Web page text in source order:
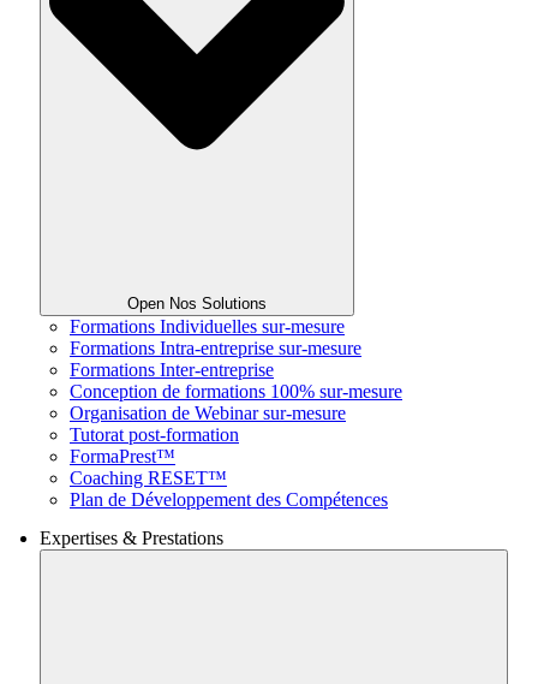
Open Nos Solutions
Formations Individuelles sur-mesure
Formations Intra-entreprise sur-mesure
Formations Inter-entreprise
Conception de formations 100% sur-mesure
Organisation de Webinar sur-mesure
Tutorat post-formation
FormaPrest™
Coaching RESET™
Plan de Développement des Compétences
Expertises & Prestations